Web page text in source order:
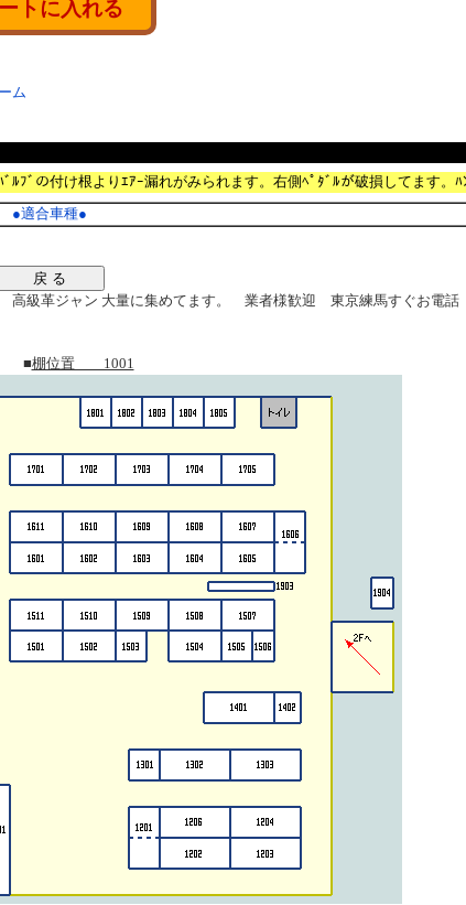
ム
ﾞの付け根よりｴｱｰ漏れがみられます。右側ﾍﾟﾀﾞﾙが破損してます。ﾊﾝ
●適合車種●
戻 る
革ジャン 大量に集めてます。 業者様歓迎 東京練馬すぐお電話
棚位置 1001